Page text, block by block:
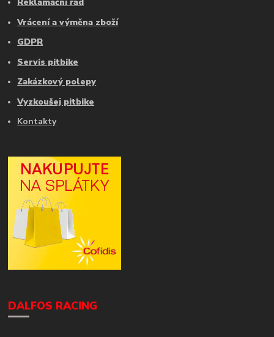
Vrácení a výměna zboží
GDPR
Servis pitbike
Zakázkový polepy
Vyzkoušej pitbike
Kontakty
DALFOS RACING